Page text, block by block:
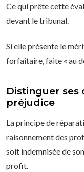
Ce qui prête cette
devant le tribunal.
Si elle présente le
forfaitaire, faite « au
Distinguer
préjudice
La principe de
raisonnement des
soit indemnisée de
profit.